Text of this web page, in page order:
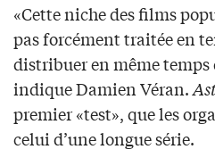
«Cette niche des films
pas forcément traitée en
distribuer en même temps
indique Damien Véran.
premier «test», que les
celui d’une longue série.